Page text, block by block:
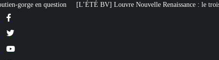
Louvre Nouvelle Renaissance : le troisième caprice patrimonial de Macron